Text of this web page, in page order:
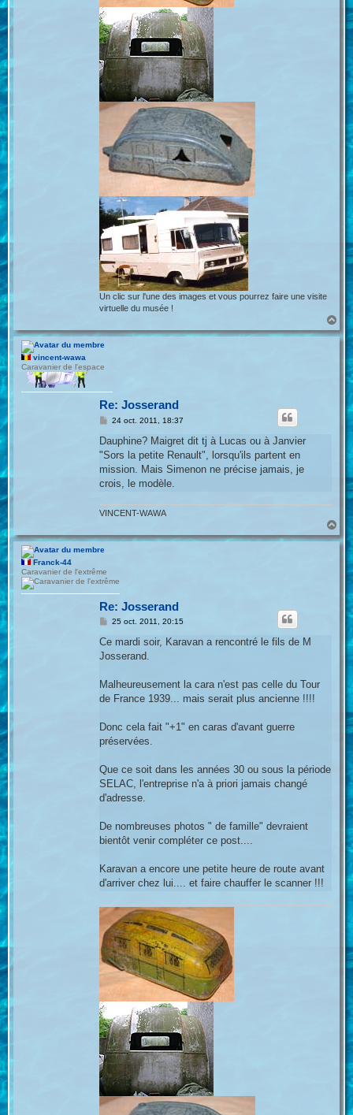
Un clic sur l'une des images et vous pourrez faire une visite
virtuelle du musée !
a
u
vincent-wawa
Caravanier de l'espace
Re: Josserand
M
s
a
g
24 oct. 2011, 18:37
Dauphine? Maigret dit tj à Lucas ou à Janvier
"Sors la petite Renault", lorsqu'ils partent en
mission. Mais Simenon ne précise jamais, je
crois, le modèle.
VINCENT-WAWA
a
u
Franck-44
Caravanier de l'extrême
Re: Josserand
M
s
a
25 oct. 2011, 20:15
Ce mardi soir, Karavan a rencontré le fils de M
Josserand.
Malheureusement la cara n'est pas celle du Tour
de France 1939... mais serait plus ancienne !!!!
Donc cela fait "+1" en caras d'avant guerre
préservées.
Que ce soit dans les années 30 ou sous la période
SELAC, l'entreprise n'a à priori jamais changé
d'adresse.
De nombreuses photos " de famille" devraient
bientôt venir compléter ce post....
Karavan a encore une petite heure de route avant
d'arriver chez lui.... et faire chauffer le scanner !!!